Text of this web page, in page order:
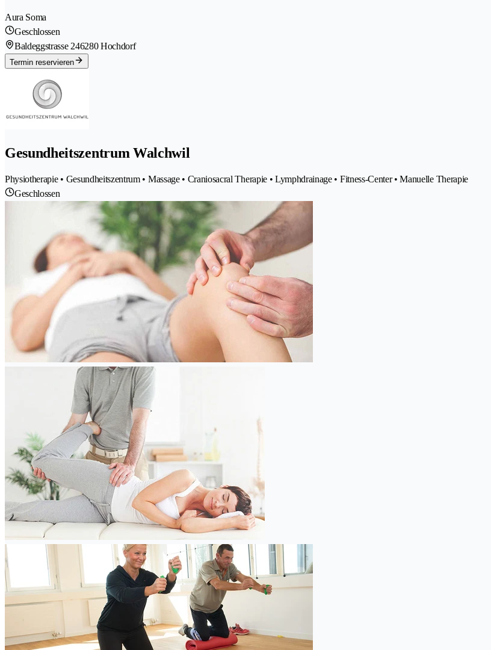
Aura Soma
Geschlossen
Baldeggstrasse 246280 Hochdorf
Termin reservieren
Gesundheitszentrum Walchwil
Physiotherapie • Gesundheitszentrum • Massage • Craniosacral Therapie • Lymphdrainage • Fitness-Center • Manuelle Therapie
Geschlossen